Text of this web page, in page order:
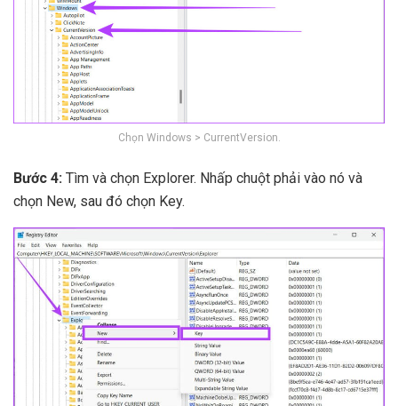
Chọn Windows > CurrentVersion.
Bước 4: Tìm và chọn Explorer. Nhấp chuột phải vào nó và
chọn New, sau đó chọn Key.